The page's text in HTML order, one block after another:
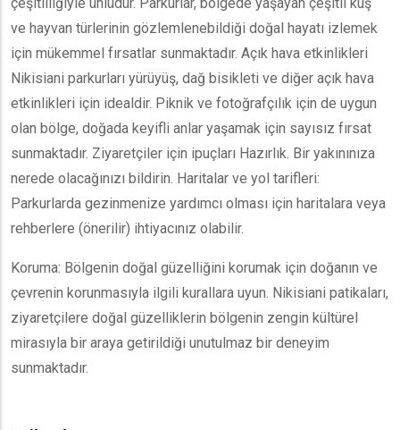
ve hayvan türlerinin gözlemlenebildiği doğal hayatı izlemek
için mükemmel fırsatlar sunmaktadır. Açık hava etkinlikleri
Nikisiani parkurları yürüyüş, dağ bisikleti ve diğer açık hava
etkinlikleri için idealdir. Piknik ve fotoğrafçılık için de uygun
olan bölge, doğada keyifli anlar yaşamak için sayısız fırsat
sunmaktadır. Ziyaretçiler için ipuçları Hazırlık. Bir yakınınıza
nerede olacağınızı bildirin. Haritalar ve yol tarifleri:
Parkurlarda gezinmenize yardımcı olması için haritalara veya
rehberlere (önerilir) ihtiyacınız olabilir.
Koruma: Bölgenin doğal güzelliğini korumak için doğanın ve
çevrenin korunmasıyla ilgili kurallara uyun. Nikisiani patikaları,
ziyaretçilere doğal güzelliklerin bölgenin zengin kültürel
mirasıyla bir araya getirildiği unutulmaz bir deneyim
sunmaktadır.